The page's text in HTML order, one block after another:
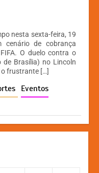
nesta sexta-feira, 19
de cobrança
O duelo contra o
Brasília) no Lincoln
o frustrante […]
Eventos